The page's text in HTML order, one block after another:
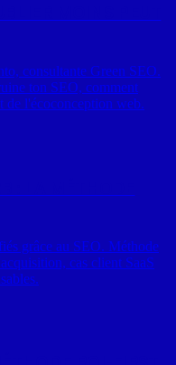
consultante Green SEO.
ton SEO, comment
de l'écoconception web.
grâce au SEO. Méthode
cas client SaaS